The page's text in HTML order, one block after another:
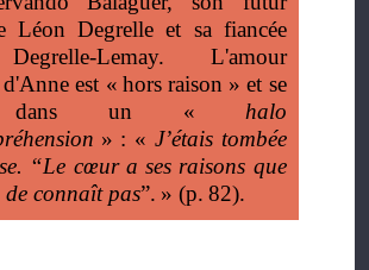
Léon Degrelle et sa fiancée
Lemay. L'amour
est « hors raison » et se
dans un «
halo
» : « J’étais tombée
“Le cœur a ses raisons que
connaît pas”. » (p. 82).